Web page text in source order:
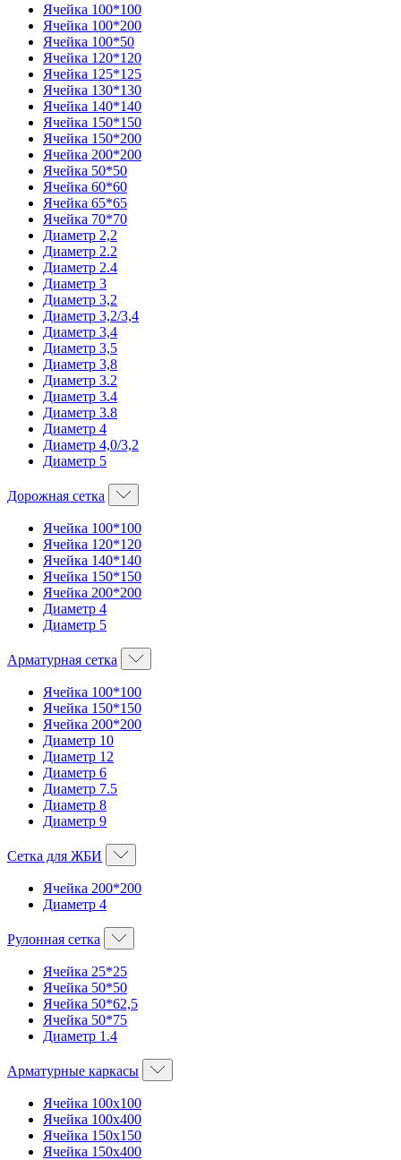
Ячейка 100*100
Ячейка 100*200
Ячейка 100*50
Ячейка 120*120
Ячейка 125*125
Ячейка 130*130
Ячейка 140*140
Ячейка 150*150
Ячейка 150*200
Ячейка 200*200
Ячейка 50*50
Ячейка 60*60
Ячейка 65*65
Ячейка 70*70
Диаметр 2,2
Диаметр 2.2
Диаметр 2.4
Диаметр 3
Диаметр 3,2
Диаметр 3,2/3,4
Диаметр 3,4
Диаметр 3,5
Диаметр 3,8
Диаметр 3.2
Диаметр 3.4
Диаметр 3.8
Диаметр 4
Диаметр 4,0/3,2
Диаметр 5
Дорожная сетка
Ячейка 100*100
Ячейка 120*120
Ячейка 140*140
Ячейка 150*150
Ячейка 200*200
Диаметр 4
Диаметр 5
Арматурная сетка
Ячейка 100*100
Ячейка 150*150
Ячейка 200*200
Диаметр 10
Диаметр 12
Диаметр 6
Диаметр 7.5
Диаметр 8
Диаметр 9
Сетка для ЖБИ
Ячейка 200*200
Диаметр 4
Рулонная сетка
Ячейка 25*25
Ячейка 50*50
Ячейка 50*62,5
Ячейка 50*75
Диаметр 1.4
Арматурные каркасы
Ячейка 100х100
Ячейка 100х400
Ячейка 150х150
Ячейка 150х400